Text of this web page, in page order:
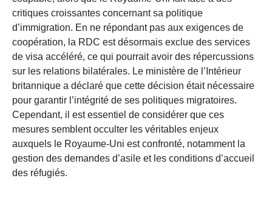
critiques croissantes concernant sa politique
d’immigration. En ne répondant pas aux exigences de
coopération, la RDC est désormais exclue des services
de visa accéléré, ce qui pourrait avoir des répercussions
sur les relations bilatérales. Le ministère de l’Intérieur
britannique a déclaré que cette décision était nécessaire
pour garantir l’intégrité de ses politiques migratoires.
Cependant, il est essentiel de considérer que ces
mesures semblent occulter les véritables enjeux
auxquels le Royaume-Uni est confronté, notamment la
gestion des demandes d’asile et les conditions d’accueil
des réfugiés.